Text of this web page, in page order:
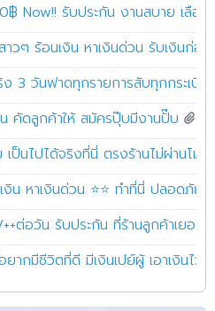
Now!! รับประกัน งานสบาย เลือ
วๆ ร้อนเงิน หาเงินด่วน รับเงินก่อน
3 วันฟาดทุกรายการสับทุกกระเบี
คัดลูกค้าให้ สมัครปุ๊บมีงานปั๊บ
เป็นไปได้จริงที่นี่ ตรงร้านไม่ผ่านโม
งิน หาเงินด่วน ⭐⭐ ทำที่นี่ ปลอดภัย
ต่อวัน รับประกัน ที่ร้านลูกค้าเยอะม
ยากมีชีวิตที่ดี มีเงินเปย์ผู้ เอาเงินไว้